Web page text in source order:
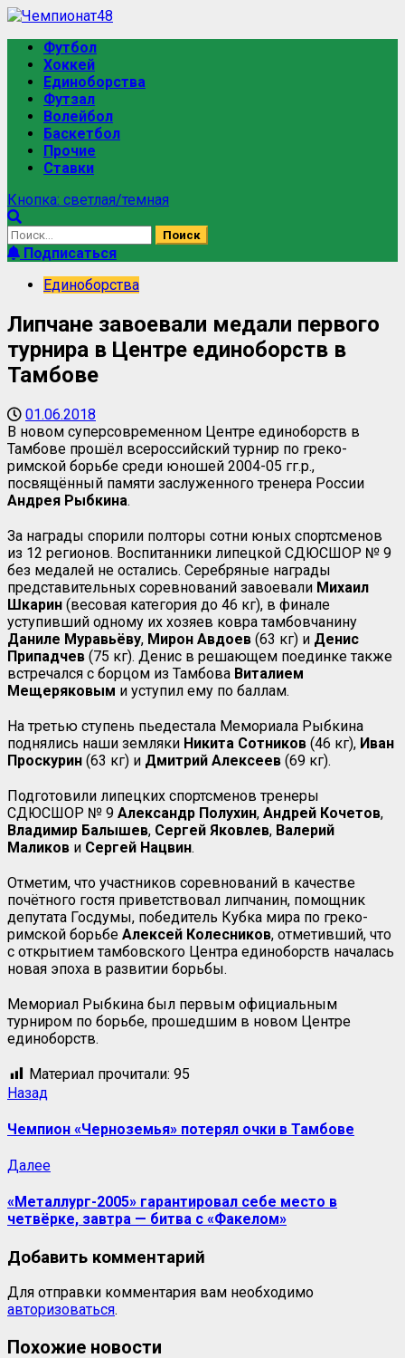
Футбол
Хоккей
Единоборства
Футзал
Волейбол
Баскетбол
Прочие
Ставки
Кнопка: светлая/темная
Подписаться
Единоборства
Липчане завоевали медали первого
турнира в Центре единоборств в
Тамбове
01.06.2018
В новом суперсовременном Центре единоборств в
Тамбове прошёл всероссийский турнир по греко-
римской борьбе среди юношей 2004-05 гг.р.,
посвящённый памяти заслуженного тренера России
Андрея Рыбкина.
За награды спорили полторы сотни юных спортсменов
из 12 регионов. Воспитанники липецкой СДЮСШОР № 9
без медалей не остались. Серебряные награды
представительных соревнований завоевали Михаил
Шкарин (весовая категория до 46 кг), в финале
уступивший одному их хозяев ковра тамбовчанину
Даниле Муравьёву, Мирон Авдоев (63 кг) и Денис
Припадчев (75 кг). Денис в решающем поединке также
встречался с борцом из Тамбова Виталием
Мещеряковым и уступил ему по баллам.
На третью ступень пьедестала Мемориала Рыбкина
поднялись наши земляки Никита Сотников (46 кг), Иван
Проскурин (63 кг) и Дмитрий Алексеев (69 кг).
Подготовили липецких спортсменов тренеры
СДЮСШОР № 9 Александр Полухин, Андрей Кочетов,
Владимир Балышев, Сергей Яковлев, Валерий
Маликов и Сергей Нацвин.
Отметим, что участников соревнований в качестве
почётного гостя приветствовал липчанин, помощник
депутата Госдумы, победитель Кубка мира по греко-
римской борьбе Алексей Колесников, отметивший, что
с открытием тамбовского Центра единоборств началась
новая эпоха в развитии борьбы.
Мемориал Рыбкина был первым официальным
турниром по борьбе, прошедшим в новом Центре
единоборств.
Материал прочитали: 95
Назад
Чемпион «Черноземья» потерял очки в Тамбове
Далее
«Металлург-2005» гарантировал себе место в
четвёрке, завтра — битва с «Факелом»
Добавить комментарий
Для отправки комментария вам необходимо
авторизоваться.
Похожие новости